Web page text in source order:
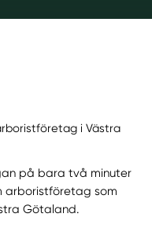
i Västra
på bara två minuter
arboristföretag som
Götaland.